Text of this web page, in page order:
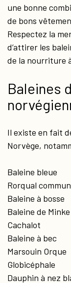
une bonne
de bons
Respectez la
d’attirer les
de la nourriture
Baleines
Il existe en fait
Norvège,
Baleine bleue
Rorqual commun
Baleine à bosse
Baleine de Minke
Cachalot
Baleine à bec
Marsouin Orque
Globicéphale
Dauphin à nez